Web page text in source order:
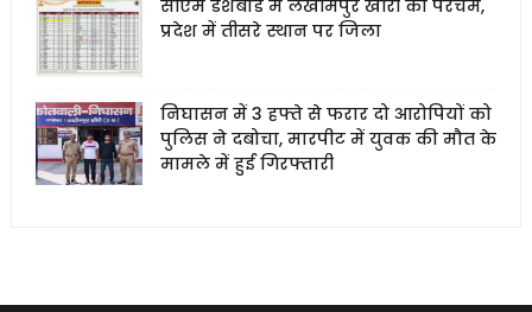
सीएम डैशबोर्ड में लखीमपुर खीरी का परचम,
प्रदेश में तीसरे स्थान पर जिला
निघासन में 3 हफ्ते से फरार दो आरोपियों को
पुलिस ने दबोचा, मारपीट में युवक की मौत के
मामले में हुई गिरफ्तारी